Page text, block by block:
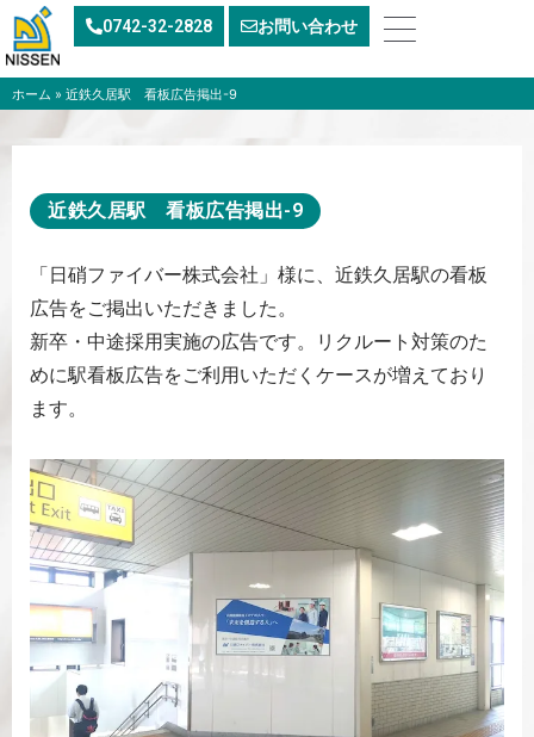
内
容
を
ス
ッ
0742-32-2828 お問い合わせ
ホーム » 近鉄久居駅 看板広告掲出-9
近鉄久居駅 看板広告掲出-9
「日硝ファイバー株式会社」様に、近鉄久居駅の看板
広告をご掲出いただきました。
新卒・中途採用実施の広告です。リクルート対策のた
めに駅看板広告をご利用いただくケースが増えており
ます。